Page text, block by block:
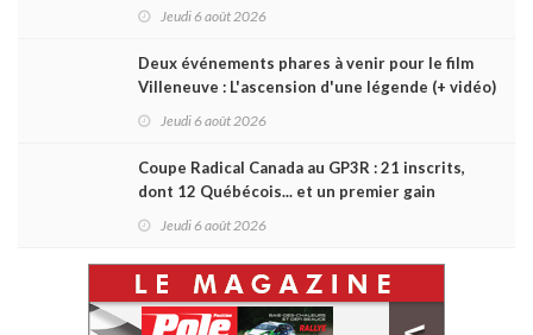
Jeudi 6 août 2026
Deux événements phares à venir pour le film
Villeneuve : L'ascension d'une légende (+ vidéo)
Jeudi 6 août 2026
Coupe Radical Canada au GP3R : 21 inscrits,
dont 12 Québécois... et un premier gain
Jeudi 6 août 2026